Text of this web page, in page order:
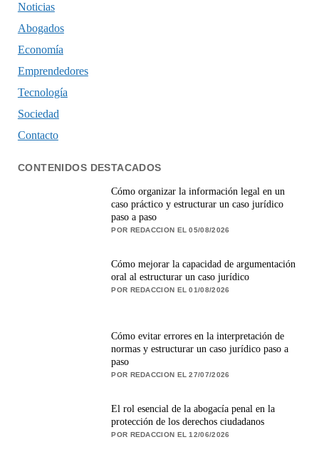
Noticias
Abogados
Economía
Emprendedores
Tecnología
Sociedad
Contacto
CONTENIDOS DESTACADOS
Cómo organizar la información legal en un
caso práctico y estructurar un caso jurídico
paso a paso
POR REDACCION EL 05/08/2026
Cómo mejorar la capacidad de argumentación
oral al estructurar un caso jurídico
POR REDACCION EL 01/08/2026
Cómo evitar errores en la interpretación de
normas y estructurar un caso jurídico paso a
paso
POR REDACCION EL 27/07/2026
El rol esencial de la abogacía penal en la
protección de los derechos ciudadanos
POR REDACCION EL 12/06/2026